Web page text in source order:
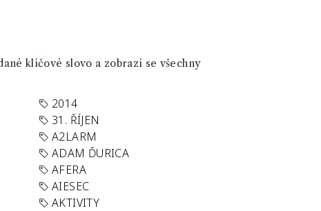
klíčové slovo a zobrazí se všechny
2014
31. ŘÍJEN
A2LARM
ADAM ĎURICA
AFERA
AIESEC
AKTIVITY